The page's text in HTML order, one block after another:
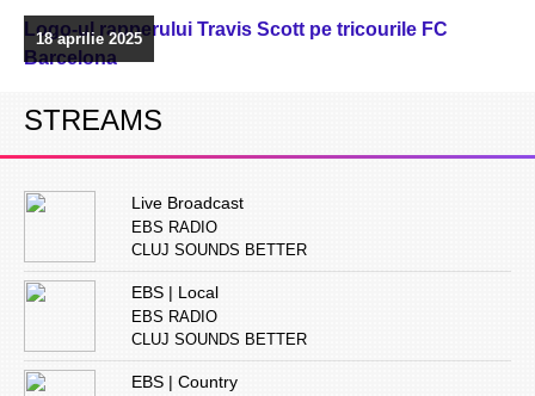
Logo-ul rapperului Travis Scott pe tricourile FC
Barcelona
18 aprilie 2025
STREAMS
Live Broadcast
EBS RADIO
CLUJ SOUNDS BETTER
EBS | Local
EBS RADIO
CLUJ SOUNDS BETTER
EBS | Country